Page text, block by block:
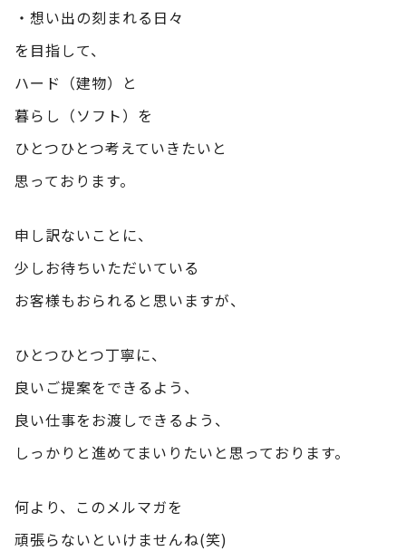
・想い出の刻まれる日々
を目指して、
ハード（建物）と
暮らし（ソフト）を
ひとつひとつ考えていきたいと
思っております。
申し訳ないことに、
少しお待ちいただいている
お客様もおられると思いますが、
ひとつひとつ丁寧に、
良いご提案をできるよう、
良い仕事をお渡しできるよう、
しっかりと進めてまいりたいと思っております。
何より、このメルマガを
頑張らないといけませんね(笑)